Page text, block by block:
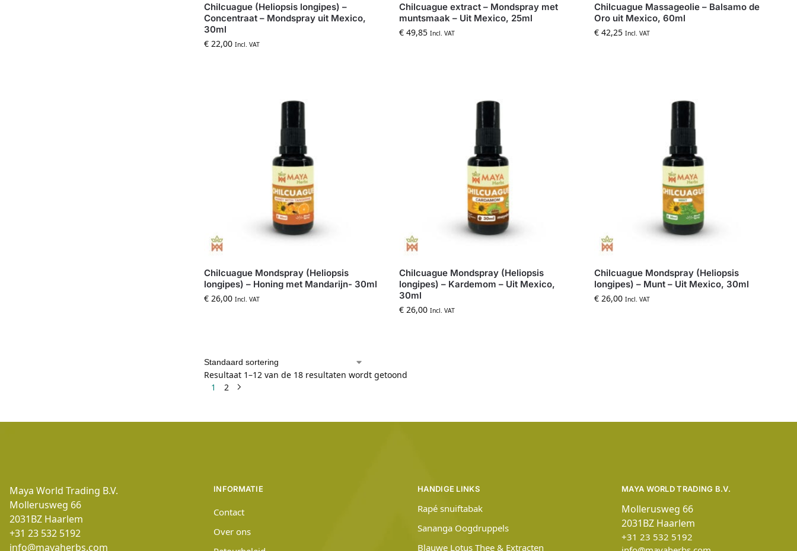
Chilcuague (Heliopsis longipes) –
Concentraat – Mondspray uit Mexico,
30ml
€ 22,00 Incl. VAT
Chilcuague extract – Mondspray met
muntsmaak – Uit Mexico, 25ml
€ 49,85 Incl. VAT
Chilcuague Massageolie – Balsamo de
Oro uit Mexico, 60ml
€ 42,25 Incl. VAT
Chilcuague Mondspray (Heliopsis
longipes) – Honing met Mandarijn- 30ml
€ 26,00 Incl. VAT
Chilcuague Mondspray (Heliopsis
longipes) – Kardemom – Uit Mexico,
30ml
€ 26,00 Incl. VAT
Chilcuague Mondspray (Heliopsis
longipes) – Munt – Uit Mexico, 30ml
€ 26,00 Incl. VAT
Resultaat 1–12 van de 18 resultaten wordt getoond
1
2
Maya World Trading B.V.
Mollerusweg 66
2031BZ Haarlem
+31 23 532 5192
info@mayaherbs.com
INFORMATIE
Contact
Over ons
HANDIGE LINKS
Rapé snuiftabak
Sananga Oogdruppels
Blauwe Lotus Thee & Extracten
MAYA WORLD TRADING B.V.
Mollerusweg 66
2031BZ Haarlem
+31 23 532 5192